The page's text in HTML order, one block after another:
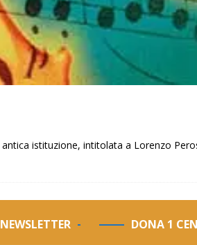
istituzione, intitolata a Lorenzo
DONA 1